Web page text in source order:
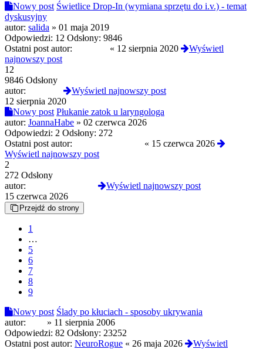
Nowy post Świetlice Drop-In (wymiana sprzętu do i.v.) - temat
dyskusyjny
autor: salida » 01 maja 2019
Odpowiedzi: 12 Odsłony: 9846
Ostatni post autor:
« 12 sierpnia 2020
Wyświetl
najnowszy post
12
9846 Odsłony
autor:
Wyświetl najnowszy post
12 sierpnia 2020
Nowy post Płukanie zatok u laryngologa
autor: JoannaHabe » 02 czerwca 2026
Odpowiedzi: 2 Odsłony: 272
Ostatni post autor:
« 15 czerwca 2026
Wyświetl najnowszy post
2
272 Odsłony
autor:
Wyświetl najnowszy post
15 czerwca 2026
Przejdź do strony
1
…
5
6
7
8
9
Nowy post Ślady po kłuciach - sposoby ukrywania
autor:
» 11 sierpnia 2006
Odpowiedzi: 82 Odsłony: 23252
Ostatni post autor: NeuroRogue « 26 maja 2026
Wyświetl